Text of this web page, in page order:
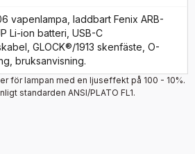
vapenlampa, laddbart Fenix ARB-
Li-ion batteri, USB-C
GLOCK®/1913 skenfäste, O-
bruksanvisning.
för lampan med en ljuseffekt på 100 - 10%.
standarden ANSI/PLATO FL1.